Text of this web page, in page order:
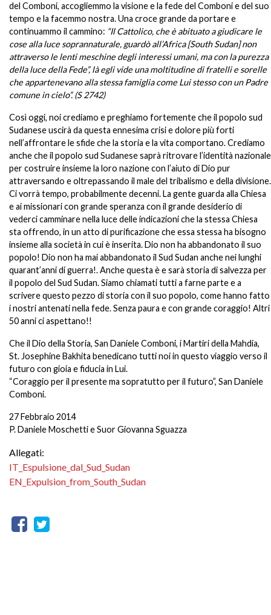
del Comboni, accogliemmo la visione e la fede del Comboni e del suo
tempo e la facemmo nostra. Una croce grande da portare e
continuammo il cammino: “Il Cattolico, che è abituato a giudicare le
cose alla luce soprannaturale, guardò all’Africa [South Sudan] non
attraverso le lenti meschine degli interessi umani, ma con la purezza
della luce della Fede”, là egli vide una moltitudine di fratelli e sorelle
che appartenevano alla stessa famiglia come Lui stesso con un Padre
comune in cielo”. (S 2742)
Così oggi, noi crediamo e preghiamo fortemente che il popolo sud
Sudanese uscirà da questa ennesima crisi e dolore più forti
nell’affrontare le sfide che la storia e la vita comportano. Crediamo
anche che il popolo sud Sudanese saprà ritrovare l’identità nazionale
per costruire insieme la loro nazione con l’aiuto di Dio pur
attraversando e oltrepassando il male del tribalismo e della divisione.
Ci vorrà tempo, probabilmente decenni. La gente guarda alla Chiesa
e ai missionari con grande speranza con il grande desiderio di
vederci camminare nella luce delle indicazioni che la stessa Chiesa
sta offrendo, in un atto di purificazione che essa stessa ha bisogno
insieme alla società in cui è inserita. Dio non ha abbandonato il suo
popolo! Dio non ha mai abbandonato il Sud Sudan anche nei lunghi
quarant’anni di guerra!. Anche questa è e sarà storia di salvezza per
il popolo del Sud Sudan. Siamo chiamati tutti a farne parte e a
scrivere questo pezzo di storia con il suo popolo, come hanno fatto
i nostri antenati nella fede. Senza paura e con grande coraggio! Altri
50 anni ci aspettano!!
Che il Dio della Storia, San Daniele Comboni, i Martiri della Mahdia,
St. Josephine Bakhita benedicano tutti noi in questo viaggio verso il
futuro con gioia e fiducia in Lui.
“Coraggio per il presente ma sopratutto per il futuro”, San Daniele
Comboni.
27 Febbraio 2014
P. Daniele Moschetti e Suor Giovanna Sguazza
Allegati:
IT_Espulsione_dal_Sud_Sudan
EN_Expulsion_from_South_Sudan